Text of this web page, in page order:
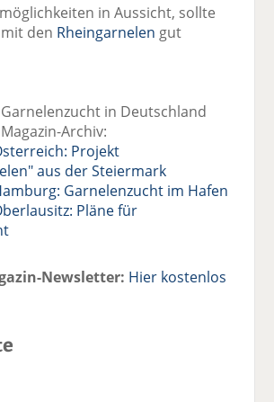
in Aussicht, sollte
den Rheingarnelen gut
Garnelenzucht in Deutschland
Archiv:
Projekt
aus der Steiermark
Garnelenzucht im Hafen
Pläne für
Newsletter: Hier kostenlos